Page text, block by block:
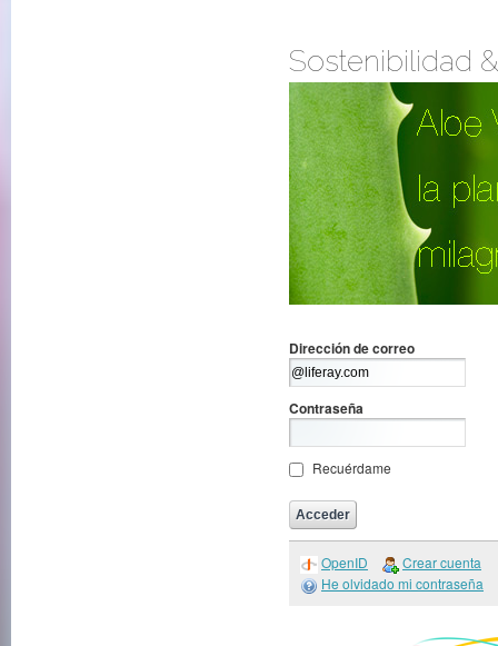
Sostenibilidad
Dirección de correo
Contraseña
Recuérdame
OpenID
Crear cuenta
He olvidado mi contraseña